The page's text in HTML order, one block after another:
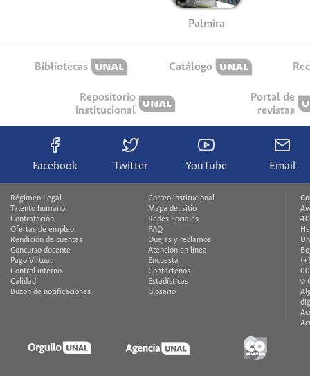
Palmira
Bibliotecas Catálogo
Repositorio
institucional
Portal de
revistas
Facebook Twitter YouTube Email
Régimen Legal
Talento humano
Contratación
Ofertas de empleo
Rendición de cuentas
Concurso docente
Pago Virtual
Control interno
Calidad
Buzón de notificaciones
Correo institucional
Mapa del sitio
Redes Sociales
FAQ
Quejas y reclamos
Atención en línea
Encuesta
Contáctenos
Estadísticas
Glosario
©